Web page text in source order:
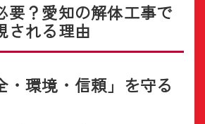
要？愛知の解体工事で
される理由
・環境・信頼」を守る